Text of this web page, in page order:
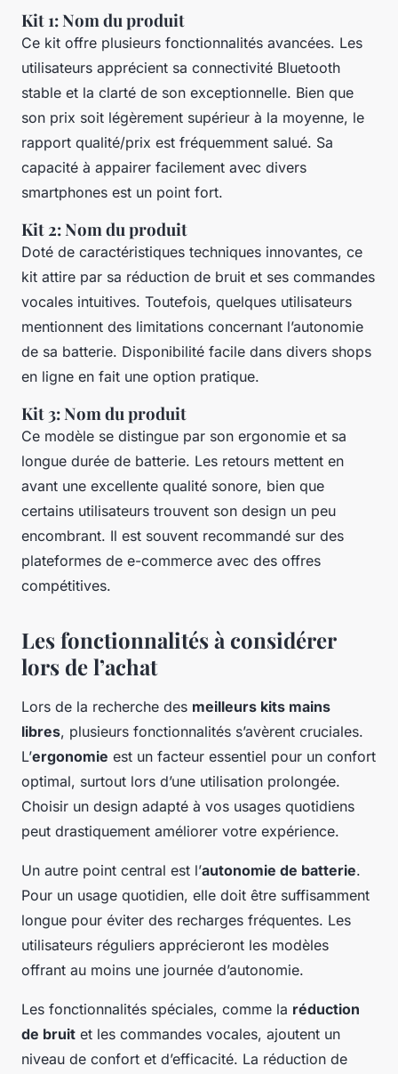
Kit 1: Nom du produit
Ce kit offre plusieurs fonctionnalités avancées. Les
utilisateurs apprécient sa connectivité Bluetooth
stable et la clarté de son exceptionnelle. Bien que
son prix soit légèrement supérieur à la moyenne, le
rapport qualité/prix est fréquemment salué. Sa
capacité à appairer facilement avec divers
smartphones est un point fort.
Kit 2: Nom du produit
Doté de caractéristiques techniques innovantes, ce
kit attire par sa réduction de bruit et ses commandes
vocales intuitives. Toutefois, quelques utilisateurs
mentionnent des limitations concernant l’autonomie
de sa batterie. Disponibilité facile dans divers shops
en ligne en fait une option pratique.
Kit 3: Nom du produit
Ce modèle se distingue par son ergonomie et sa
longue durée de batterie. Les retours mettent en
avant une excellente qualité sonore, bien que
certains utilisateurs trouvent son design un peu
encombrant. Il est souvent recommandé sur des
plateformes de e-commerce avec des offres
compétitives.
Les fonctionnalités à considérer
lors de l’achat
Lors de la recherche des meilleurs kits mains
libres, plusieurs fonctionnalités s’avèrent cruciales.
L’ergonomie est un facteur essentiel pour un confort
optimal, surtout lors d’une utilisation prolongée.
Choisir un design adapté à vos usages quotidiens
peut drastiquement améliorer votre expérience.
Un autre point central est l’autonomie de batterie.
Pour un usage quotidien, elle doit être suffisamment
longue pour éviter des recharges fréquentes. Les
utilisateurs réguliers apprécieront les modèles
offrant au moins une journée d’autonomie.
Les fonctionnalités spéciales, comme la réduction
de bruit et les commandes vocales, ajoutent un
niveau de confort et d’efficacité. La réduction de